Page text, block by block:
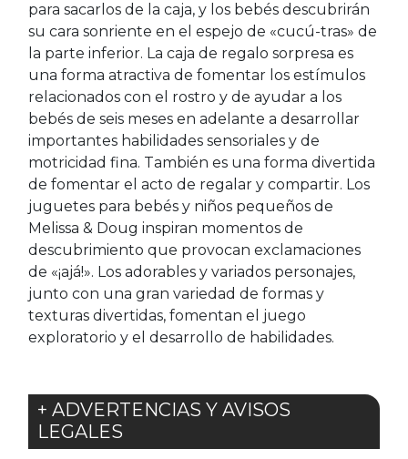
para sacarlos de la caja, y los bebés descubrirán
su cara sonriente en el espejo de «cucú-tras» de
la parte inferior. La caja de regalo sorpresa es
una forma atractiva de fomentar los estímulos
relacionados con el rostro y de ayudar a los
bebés de seis meses en adelante a desarrollar
importantes habilidades sensoriales y de
motricidad fina. También es una forma divertida
de fomentar el acto de regalar y compartir. Los
juguetes para bebés y niños pequeños de
Melissa & Doug inspiran momentos de
descubrimiento que provocan exclamaciones
de «¡ajá!». Los adorables y variados personajes,
junto con una gran variedad de formas y
texturas divertidas, fomentan el juego
exploratorio y el desarrollo de habilidades.
+ ADVERTENCIAS Y AVISOS
LEGALES